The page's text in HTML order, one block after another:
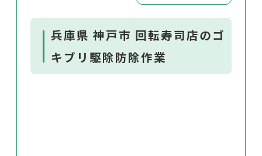
兵庫県 神戸市 回転寿司店のゴ
キブリ駆除防除作業